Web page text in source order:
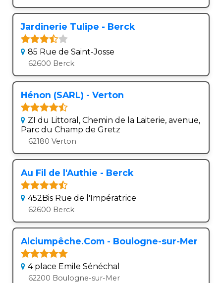
Jardinerie Tulipe - Berck
85 Rue de Saint-Josse
62600 Berck
Hénon (SARL) - Verton
ZI du Littoral, Chemin de la Laiterie, avenue,
Parc du Champ de Gretz
62180 Verton
Au Fil de l'Authie - Berck
452Bis Rue de l'Impératrice
62600 Berck
Alciumpêche.Com - Boulogne-sur-Mer
4 place Emile Sénéchal
62200 Boulogne-sur-Mer